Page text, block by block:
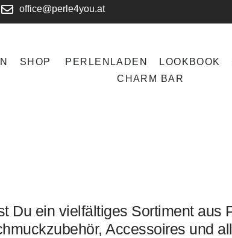
office@perle4you.at
SHOP PERLENLADEN LOOKBOOK
CHARM BAR
Du ein vielfältiges Sortiment aus
Accessoires und